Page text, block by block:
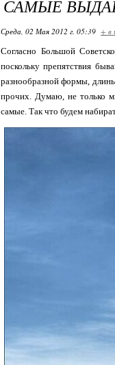
САМЫЕ
Среда, 02 Мая 2012 г. 05:39 + в
Согласно Большой
поскольку препятствия
разнообразной формы,
прочих. Думаю, не только
самые. Так что будем